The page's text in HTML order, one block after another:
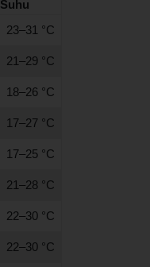
Suhu
23–31 °C
21–29 °C
18–26 °C
17–27 °C
17–25 °C
21–28 °C
22–30 °C
22–30 °C